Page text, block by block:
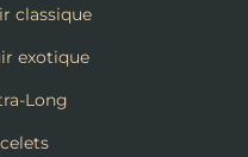
classique
exotique
Long